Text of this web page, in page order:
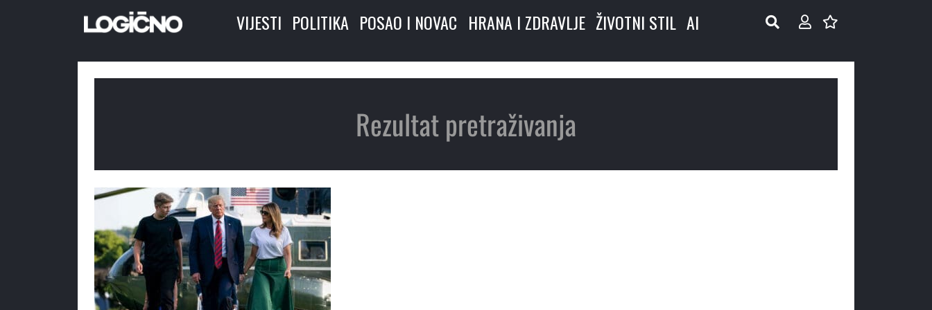
VIJESTI POLITIKA POSAO I NOVAC HRANA I ZDRAVLJE ŽIVOTNI STIL AI
Rezultat pretraživanja